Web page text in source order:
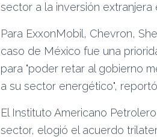
sector a la inversión extranjera
Para ExxonMobil, Chevron,
caso de México fue una
para poder retar al gobierno
a su sector energético,
El Instituto Americano
sector, elogió el acuerdo